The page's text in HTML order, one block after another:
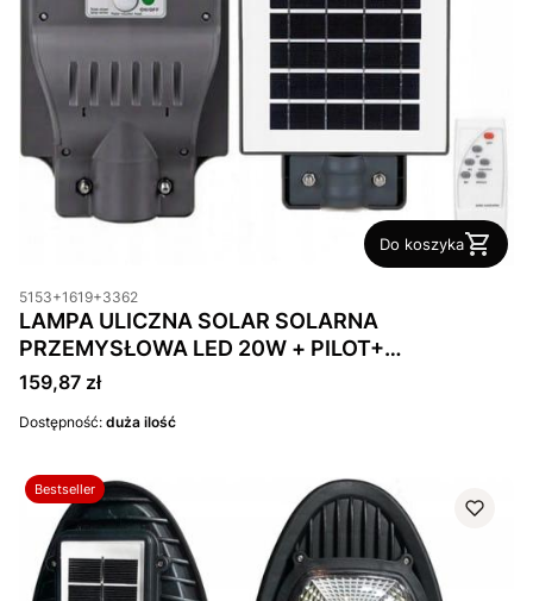
Do koszyka
5153+1619+3362
LAMPA ULICZNA SOLAR SOLARNA
PRZEMYSŁOWA LED 20W + PILOT+
UCHWYTIP66
Cena
159,87 zł
Dostępność: duża ilość
Bestseller